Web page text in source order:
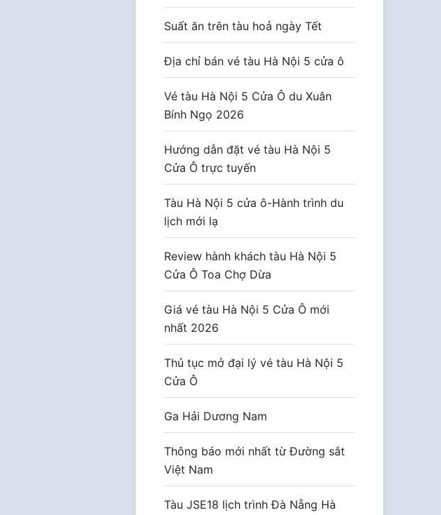
Suất ăn trên tàu hoả ngày Tết
Địa chỉ bán vé tàu Hà Nội 5 cửa ô
Vé tàu Hà Nội 5 Cửa Ô du Xuân
Bính Ngọ 2026
Hướng dẫn đặt vé tàu Hà Nội 5
Cửa Ô trực tuyến
Tàu Hà Nội 5 cửa ô-Hành trình du
lịch mới lạ
Review hành khách tàu Hà Nội 5
Cửa Ô Toa Chợ Dừa
Giá vé tàu Hà Nội 5 Cửa Ô mới
nhất 2026
Thủ tục mở đại lý vé tàu Hà Nội 5
Cửa Ô
Ga Hải Dương Nam
Thông báo mới nhất từ Đường sắt
Việt Nam
Tàu JSE18 lịch trình Đà Nẵng Hà